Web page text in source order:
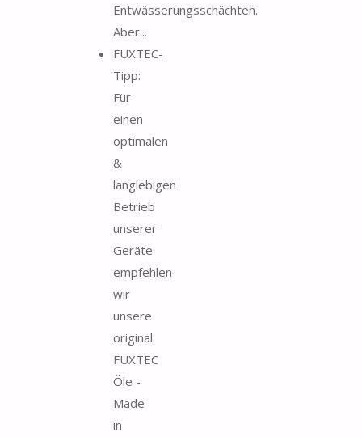
Entwässerungsschächten.
Aber...
FUXTEC-
Tipp:
Für
einen
optimalen
&
langlebigen
Betrieb
unserer
Geräte
empfehlen
wir
unsere
original
FUXTEC
Öle -
Made
in